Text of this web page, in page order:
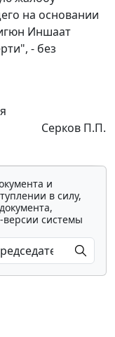
на основании
Иншаат
- без
Серков П.П.
и
в силу,
версии системы